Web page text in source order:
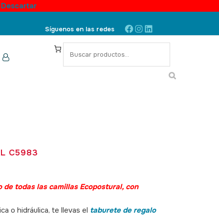
Descartar
Síguenos en las redes Facebook
Instagram
LinkedIn
S
C5983
todas las camillas Ecopostural, con
o hidráulica, te llevas el taburete de regalo